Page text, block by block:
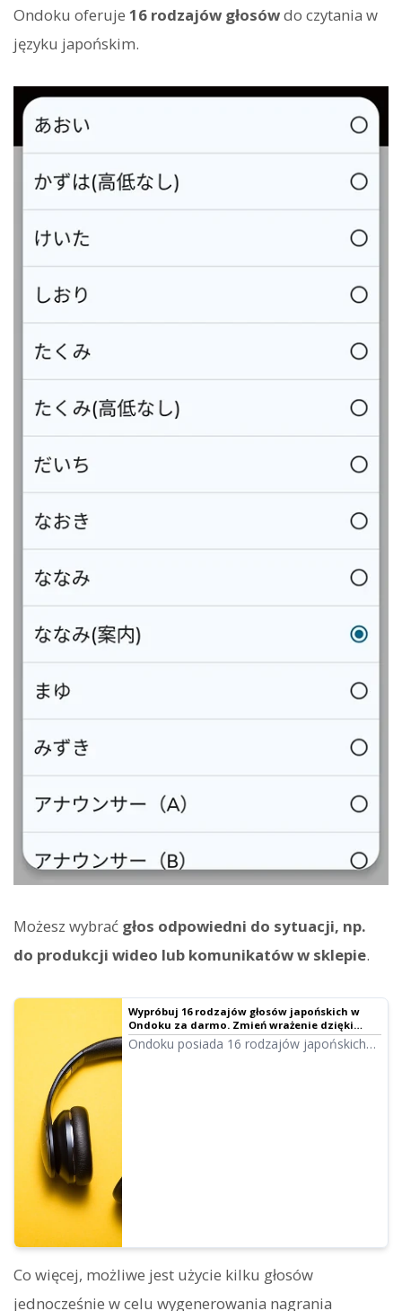
Ondoku oferuje 16 rodzajów głosówdo czytania w
języku japońskim.
Możesz wybrać głos odpowiedni do sytuacji, np.
do produkcji wideo lub komunikatów w sklepie.
Wypróbuj 16 rodzajów głosów japońskich w
Ondoku za darmo. Zmień wrażenie dzięki
regulacji wysokości.
Ondoku posiada 16 rodzajów japońskich
Co więcej, możliwe jest użycie kilku głosów
jednocześnie w celu wygenerowania nagrania